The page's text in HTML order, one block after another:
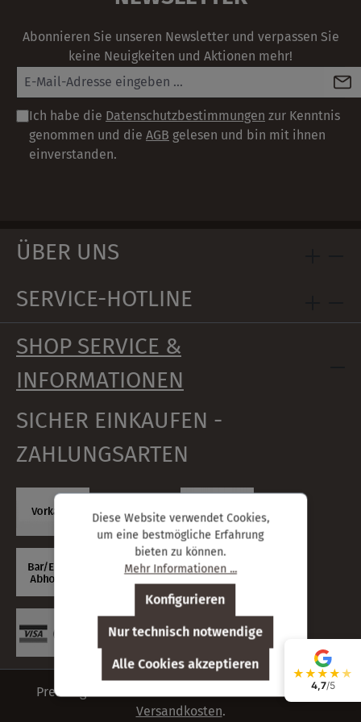
Abonnieren Sie unseren Newsletter und verpassen Sie
keine Neuigkeiten und Aktionen mehr!
Ich habe die Datenschutzbestimmungen zur Kenntnis
genommen und die AGB gelesen und bin mit ihnen
einverstanden.
ÜBER UNS
SERVICE-HOTLINE
SHOP SERVICE &
INFORMATIONEN
SICHER EINKAUFEN -
ZAHLUNGSARTEN
Preisangaben inkl. deutsche Mehrwertsteuer zzgl.
Versandkosten.
Diese Website verwendet Cookies,
um eine bestmögliche Erfahrung
bieten zu können.
Mehr Informationen ...
Nur technisch notwendige
Konfigurieren
Alle Cookies akzeptieren
★★★★★
4,7/5